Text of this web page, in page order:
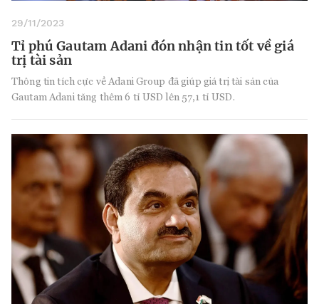
29/11/2023
Tỉ phú Gautam Adani đón nhận tin tốt về giá
trị tài sản
Thông tin tích cực về Adani Group đã giúp giá trị tài sản của
Gautam Adani tăng thêm 6 tỉ USD lên 57,1 tỉ USD.